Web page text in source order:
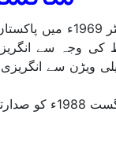
پاکستان ٹیلی وژن
ٹیلی ویڑن سے